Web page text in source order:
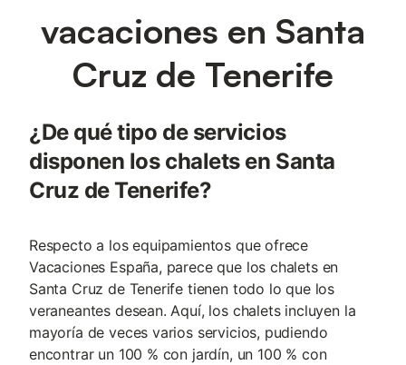
vacaciones en Santa
Cruz de Tenerife
¿De qué tipo de servicios
disponen los chalets en Santa
Cruz de Tenerife?
Respecto a los equipamientos que ofrece
Vacaciones España, parece que los chalets en
Santa Cruz de Tenerife tienen todo lo que los
veraneantes desean. Aquí, los chalets incluyen la
mayoría de veces varios servicios, pudiendo
encontrar un 100 % con jardín, un 100 % con